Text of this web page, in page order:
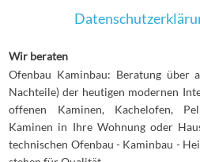
Wir beraten
Ofenbau Kaminbau: Beratung über
Nachteile) der heutigen modernen
offenen Kaminen, Kachelofen,
Kaminen in Ihre Wohnung oder
technischen Ofenbau - Kaminbau -